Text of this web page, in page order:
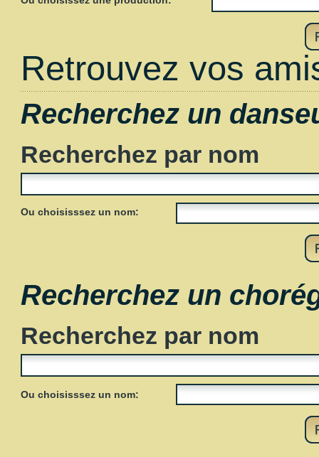
Retrouvez vos
Recherchez un
Recherchez par nom
Ou choisisssez un nom:
Recherchez un
Recherchez par nom
Ou choisisssez un nom: